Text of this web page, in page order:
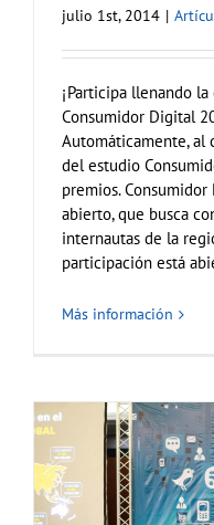
julio 1st, 2014 |
¡Participa llenando
Consumidor Digital
Automáticamente, al
del estudio
premios.
abierto, que busca
internautas de la
participación está
Más información